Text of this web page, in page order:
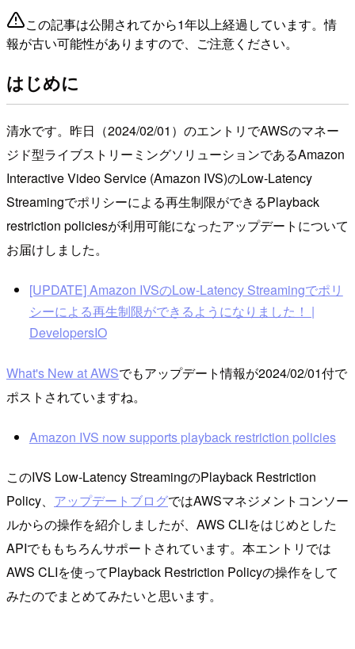
この記事は公開されてから1年以上経過しています。情
報が古い可能性がありますので、ご注意ください。
はじめに
清水です。昨日（2024/02/01）のエントリでAWSのマネー
ジド型ライブストリーミングソリューションであるAmazon
Interactive Video Service (Amazon IVS)のLow-Latency
Streamingでポリシーによる再生制限ができるPlayback
restriction policiesが利用可能になったアップデートについて
お届けしました。
[UPDATE] Amazon IVSのLow-Latency Streamingでポリ
シーによる再生制限ができるようになりました！ |
DevelopersIO
What's New at AWSでもアップデート情報が2024/02/01付で
ポストされていますね。
Amazon IVS now supports playback restriction policies
このIVS Low-Latency StreamingのPlayback Restriction
Policy、 アップデートブログではAWSマネジメントコンソー
ルからの操作を紹介しましたが、AWS CLIをはじめとした
APIでももちろんサポートされています。本エントリでは
AWS CLIを使ってPlayback Restriction Policyの操作をして
みたのでまとめてみたいと思います。